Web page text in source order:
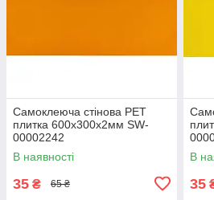
Самоклеюча стінова PET
плитка 600х300х2мм SW-
00002242
В наявності
35 ₴ 65 ₴
В
35